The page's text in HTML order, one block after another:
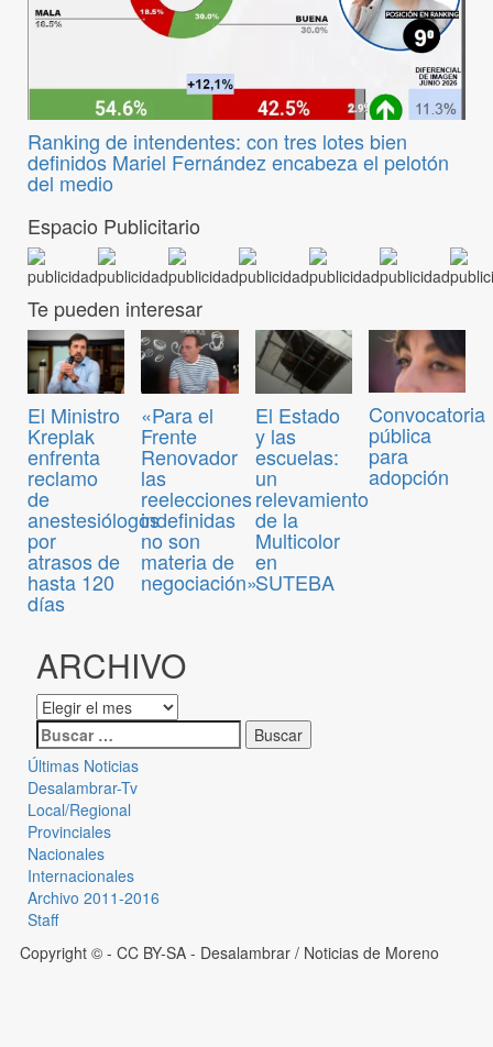
Ranking de intendentes: con tres lotes bien
definidos Mariel Fernández encabeza el pelotón
del medio
Espacio Publicitario
Te pueden interesar
El Ministro
Kreplak
enfrenta
reclamo
de
anestesiólogos
por
atrasos de
hasta 120
días
«Para el
Frente
Renovador
las
reelecciones
indefinidas
no son
materia de
negociación»
El Estado
y las
escuelas:
un
relevamiento
de la
Multicolor
en
SUTEBA
Convocatoria
pública
para
adopción
ARCHIVO
Últimas Noticias
Desalambrar-Tv
Local/Regional
Provinciales
Nacionales
Internacionales
Archivo 2011-2016
Staff
Copyright © - CC BY-SA - Desalambrar / Noticias de Moreno